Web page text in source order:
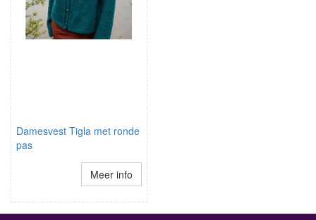
Damesvest Tigla met ronde
pas
Meer info